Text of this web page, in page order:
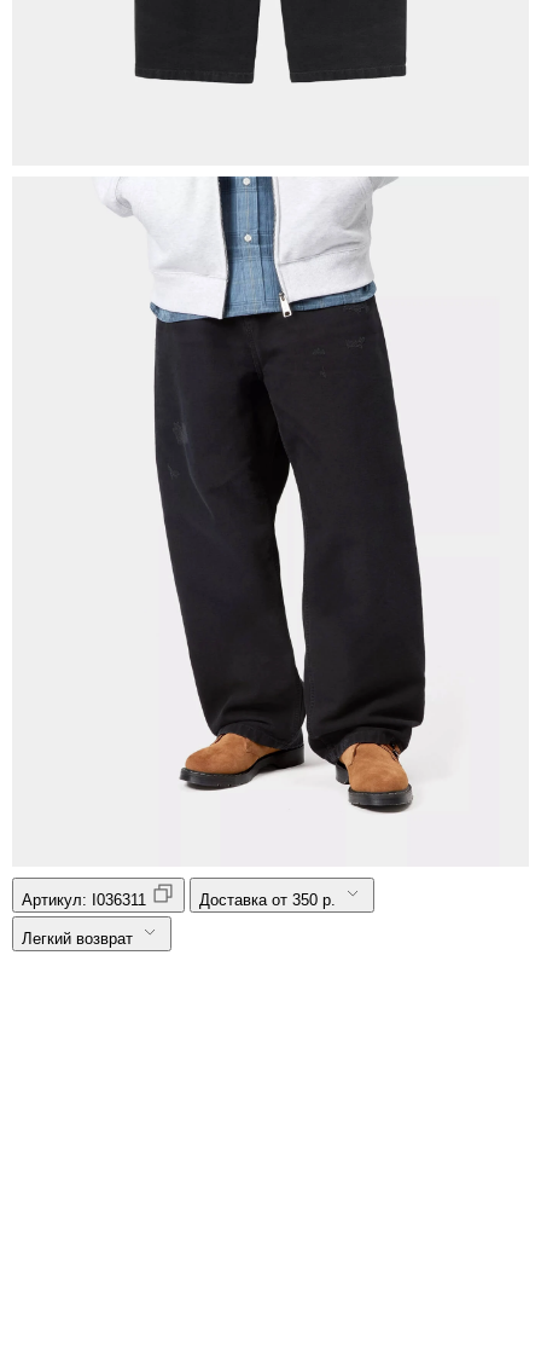
Артикул: I036311 Доставка от 350 р.
Легкий возврат